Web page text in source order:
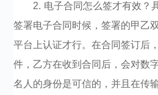
2. 电子合同怎么签才有效？
签署电子合同时候，签署的甲乙
平台上认证才行。在合同签订后
件，乙方在收到合同后，会对数
名人的身份是可信的，并且在传